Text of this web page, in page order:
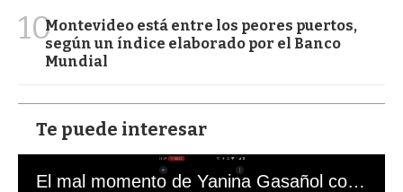
10Montevideo está entre los peores puertos,
según un índice elaborado por el Banco
Mundial
Te puede interesar
El mal momento de Yanina Gasañol con un hincha argentino en "Subrayado"